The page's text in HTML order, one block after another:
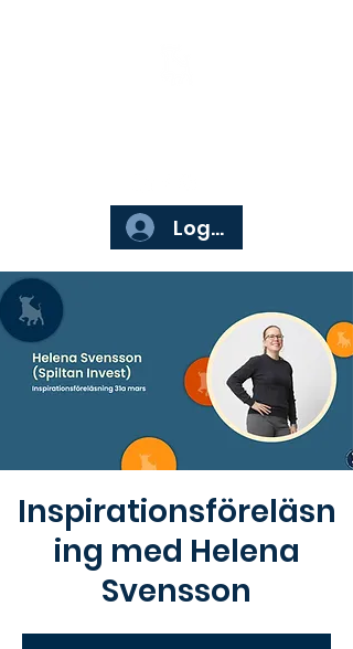
Logga in
Inspirationsföreläsn
ing med Helena
Svensson